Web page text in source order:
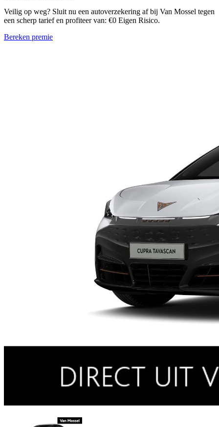
Veilig op weg? Sluit nu een autoverzekering af bij Van Mossel tegen
een scherp tarief en profiteer van: €0 Eigen Risico.
Bereken premie